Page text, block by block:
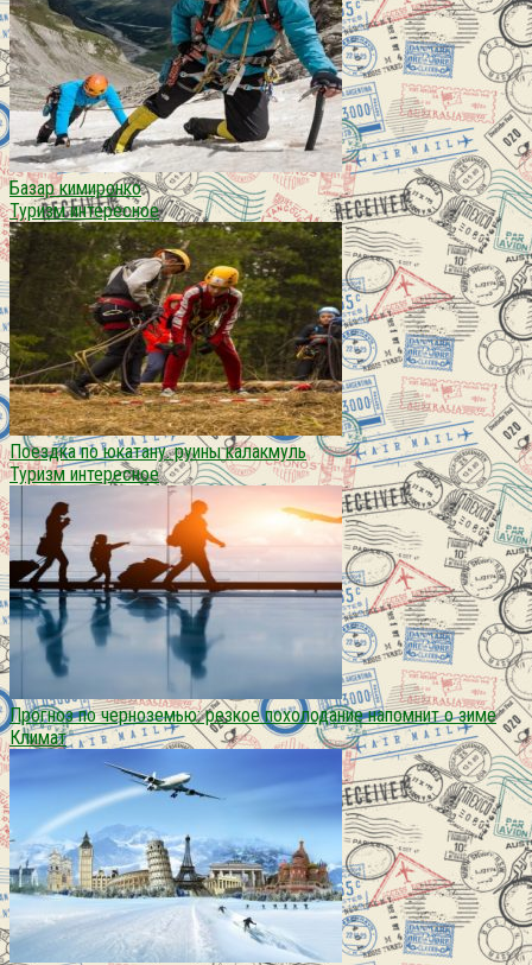
Базар кимиронко
Туризм интересное
Поездка по юкатану. руины калакмуль
Туризм интересное
Прогноз по черноземью: резкое похолодание напомнит о зиме
Климат